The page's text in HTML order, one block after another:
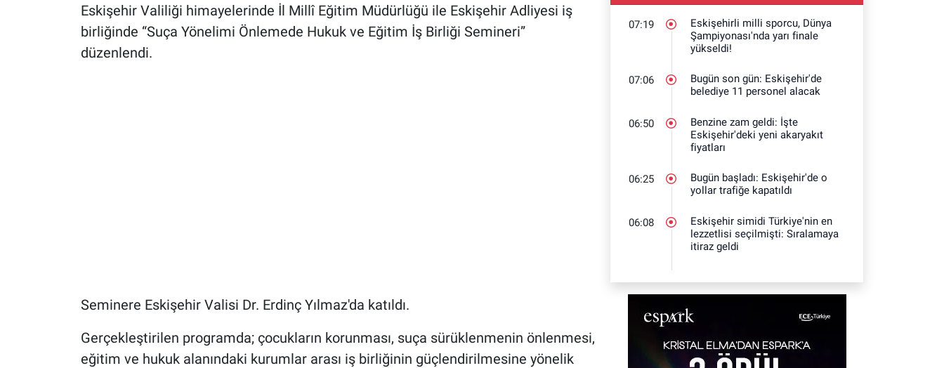
Eskişehir Valiliği himayelerinde İl Millî Eğitim Müdürlüğü ile Eskişehir Adliyesi iş
birliğinde “Suça Yönelimi Önlemede Hukuk ve Eğitim İş Birliği Semineri”
düzenlendi.
Seminere Eskişehir Valisi Dr. Erdinç Yılmaz'da katıldı.
Gerçekleştirilen programda; çocukların korunması, suça sürüklenmenin önlenmesi,
eğitim ve hukuk alanındaki kurumlar arası iş birliğinin güçlendirilmesine yönelik
07:19
Eskişehirli milli sporcu, Dünya
Şampiyonası'nda yarı finale
yükseldi!
07:06
Bugün son gün: Eskişehir'de
belediye 11 personel alacak
06:50
Benzine zam geldi: İşte
Eskişehir'deki yeni akaryakıt
fiyatları
06:25
Bugün başladı: Eskişehir'de o
yollar trafiğe kapatıldı
06:08
Eskişehir simidi Türkiye'nin en
lezzetlisi seçilmişti: Sıralamaya
itiraz geldi